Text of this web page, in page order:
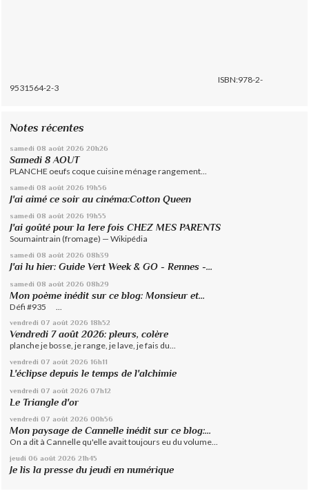
ISBN:978-2-
9531564-2-3
Notes récentes
samedi 08 août 2026 20h26
Samedi 8 AOUT
PLANCHE oeufs coque cuisine ménage rangement...
samedi 08 août 2026 19h56
J'ai aimé ce soir au cinéma:Cotton Queen
samedi 08 août 2026 19h55
J'ai goûté pour la 1ere fois CHEZ MES PARENTS
Soumaintrain (fromage) — Wikipédia
samedi 08 août 2026 08h39
J'ai lu hier: Guide Vert Week & GO - Rennes -...
samedi 08 août 2026 08h29
Mon poème inédit sur ce blog: Monsieur et...
Défi #935 ...
vendredi 07 août 2026 18h52
Vendredi 7 août 2026: pleurs, colère
planche je bosse, je range, je lave, je fais du...
vendredi 07 août 2026 16h11
L'éclipse depuis le temps de l'alchimie
vendredi 07 août 2026 07h12
Le Triangle d'or
vendredi 07 août 2026 00h56
Mon paysage de Cannelle inédit sur ce blog:...
On a dit à Cannelle qu'elle avait toujours eu du volume...
jeudi 06 août 2026 21h45
Je lis la presse du jeudi en numérique